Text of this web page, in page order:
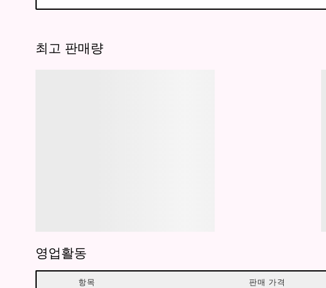
최고 판매량
영업활동
항목 판매 가격